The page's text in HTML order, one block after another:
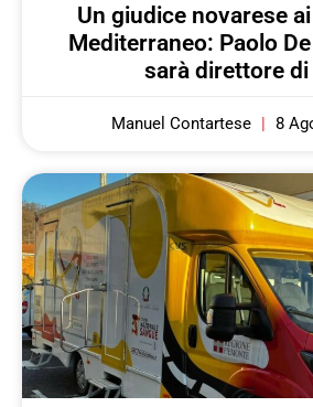
Un giudice novarese
Mediterraneo: Paolo
sarà direttore
Manuel Contartese 8